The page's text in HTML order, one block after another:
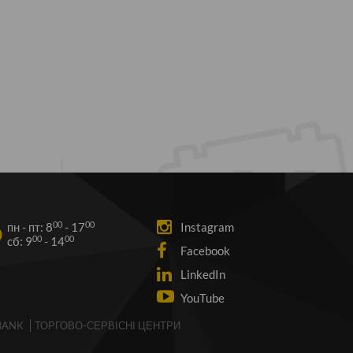
пн - пт: 800 - 1700
cб: 900 - 1400
Instagram
Facebook
LinkedIn
YouTube
ТОРГОВО-СЕРВІСНІ ЦЕНТРИ